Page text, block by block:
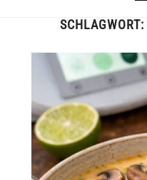
SCHLAGWORT: